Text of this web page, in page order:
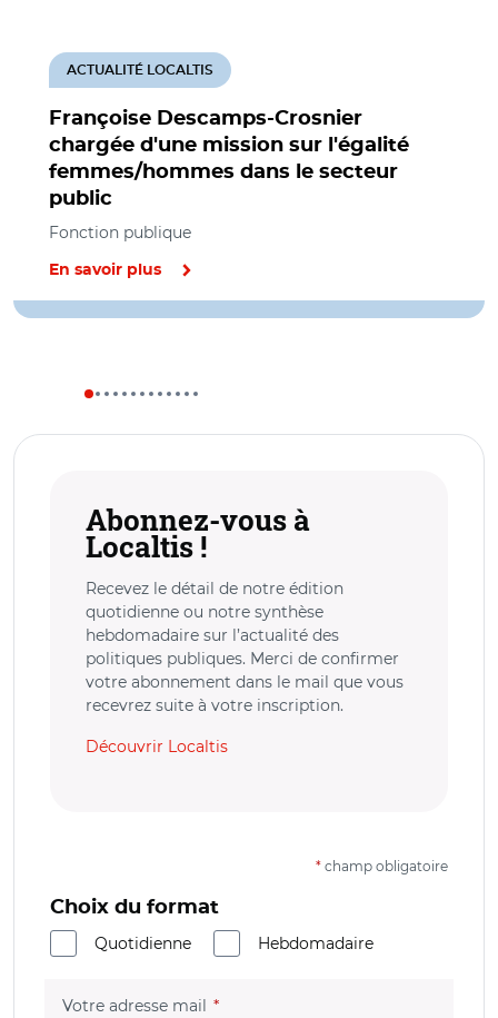
Françoise Descamps-Crosnier
chargée d'une mission sur l'égalité
femmes/hommes dans le secteur
public
ACTUALITÉ LOCALTIS
Fonction publique
En savoir plus
Abonnez-vous à
Localtis !
Recevez le détail de notre édition
quotidienne ou notre synthèse
hebdomadaire sur l’actualité des
politiques publiques. Merci de confirmer
votre abonnement dans le mail que vous
recevrez suite à votre inscription.
Découvrir Localtis
* champ obligatoire
Choix du format
Quotidienne
Hebdomadaire
Votre adresse mail (champ obligatoire)